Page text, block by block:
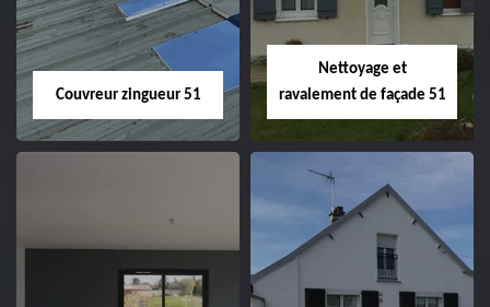
Couvreur zingueur 51
51
Nettoyage et
ravalement de façade 51
Nettoyage et
ravalement de